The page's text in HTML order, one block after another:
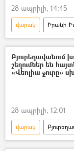
28 ապրիլի, 14:45
վարակ
Իրանի
համաճարակ
Գենադի Օնիշչենկո
Բյուրեղավանում
շեղումներ են
«Վեոլիա ջուրը»
28 ապրիլի, 12:01
վարակ